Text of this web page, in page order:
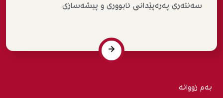
سەنتەری پەرەپێدانی ئابووری و پیشەسازی
بەم زووانە